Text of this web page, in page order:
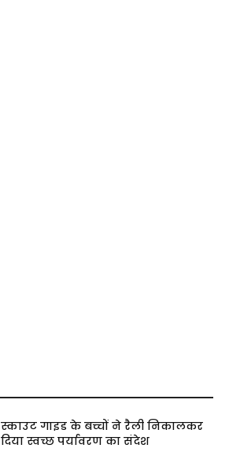
स्काउट गाइड के बच्चों ने रैली निकालकर
दिया स्वच्छ पर्यावरण का संदेश